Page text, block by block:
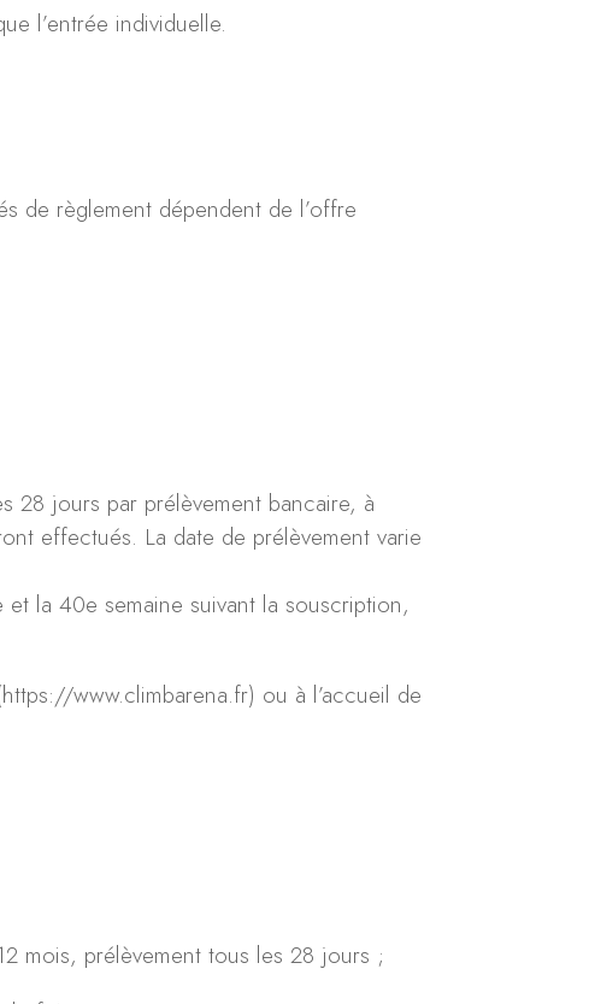
l’entrée individuelle.
de règlement dépendent de l’offre
28 jours par prélèvement bancaire, à
effectués. La date de prélèvement varie
la 40e semaine suivant la souscription,
www.climbarena.fr) ou à l’accueil de
mois, prélèvement tous les 28 jours ;